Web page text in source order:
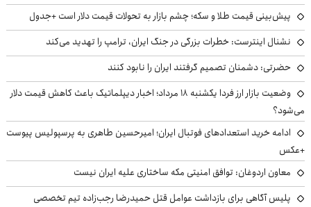
پیش‌بینی قیمت طلا و سکه؛ چشم بازار به تحولات قیمت دلار است +جدول
نشنال اینترست: خطرات بزرگی در جنگ ایران، ترامپ را تهدید می‌کند
حضرتی: دشمنان تصمیم گرفتند ایران را نابود کنند
وضعیت بازار ارز فردا یکشنبه ۱۸ مرداد؛ اخبار دیپلماتیک باعث کاهش قیمت دلار
می‌شود؟
ادامه خرید استعدادهای فوتبال ایران؛ امیرحسین طاهری به پرسپولیس پیوست
+عکس
معاون اردوغان: توافق امنیتی مکه ساختاری علیه ایران نیست
پلیس آگاهی برای بازداشت عوامل قتل حمیدرضا رجب‌زاده تیم تخصصی